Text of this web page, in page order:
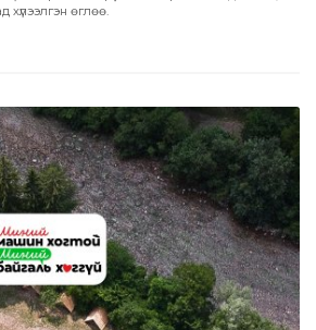
хүлээлгэн өглөө.